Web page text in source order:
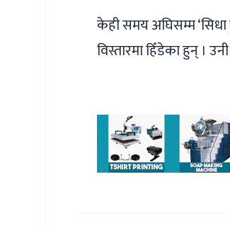
केही समय अघिसम्म ‘सिधा
विस्तारमा हिँडेका हुन् ।